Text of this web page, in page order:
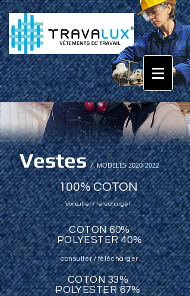
Vestes/MODELES2020-2022
COTON 60%
POLYESTER 40%
consulter / télécharger
COTON 33%
POLYESTER 67%
100% COTON
consulter / télécharger